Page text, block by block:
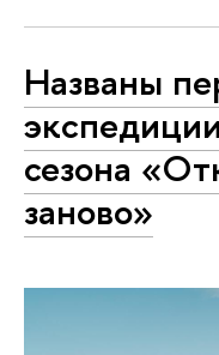
Названы
сезона
заново»